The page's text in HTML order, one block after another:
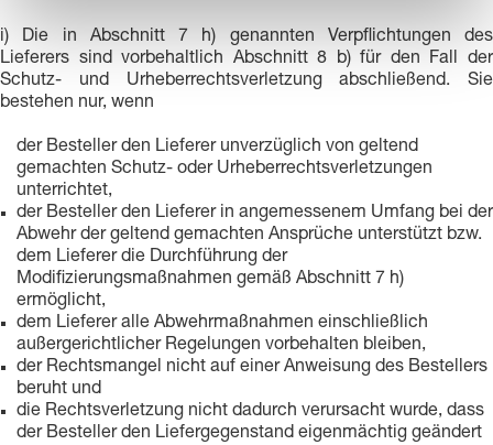
i) Die in Abschnitt 7 h) genannten Verpflichtungen des
Lieferers sind vorbehaltlich Abschnitt 8 b) für den Fall der
Schutz- und Urheberrechtsverletzung abschließend. Sie
bestehen nur, wenn
der Besteller den Lieferer unverzüglich von geltend
gemachten Schutz- oder Urheberrechtsverletzungen
unterrichtet,
der Besteller den Lieferer in angemessenem Umfang bei der
Abwehr der geltend gemachten Ansprüche unterstützt bzw.
dem Lieferer die Durchführung der
Modifizierungsmaßnahmen gemäß Abschnitt 7 h)
ermöglicht,
dem Lieferer alle Abwehrmaßnahmen einschließlich
außergerichtlicher Regelungen vorbehalten bleiben,
der Rechtsmangel nicht auf einer Anweisung des Bestellers
beruht und
die Rechtsverletzung nicht dadurch verursacht wurde, dass
der Besteller den Liefergegenstand eigenmächtig geändert